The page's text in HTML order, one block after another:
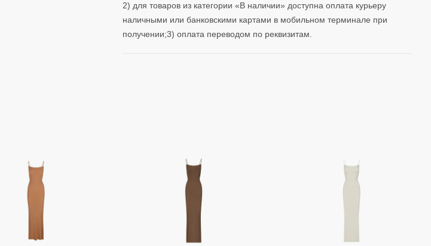
2) для товаров из категории «В наличии» доступна оплата курьеру
наличными или банковскими картами в мобильном терминале при
получении;3) оплата переводом по реквизитам.